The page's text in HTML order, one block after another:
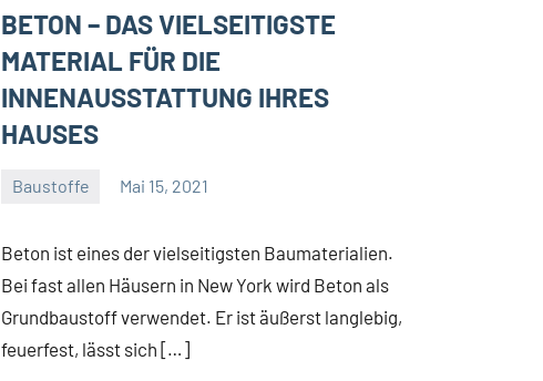
BETON – DAS VIELSEITIGSTE
MATERIAL FÜR DIE
INNENAUSSTATTUNG IHRES
HAUSES
Baustoffe Mai 15, 2021
Beton ist eines der vielseitigsten Baumaterialien.
Bei fast allen Häusern in New York wird Beton als
Grundbaustoff verwendet. Er ist äußerst langlebig,
feuerfest, lässt sich […]